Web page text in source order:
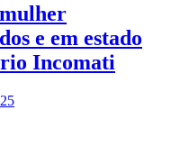
e em estado
rio Incomati